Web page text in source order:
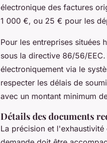
électronique des factures
1 000 €, ou 25 € pour les
Pour les entreprises situées
sous la directive 86/56/
électroniquement via le
respecter les délais de
avec un montant minimum
Détails des documents
La précision et l'exhaustivité